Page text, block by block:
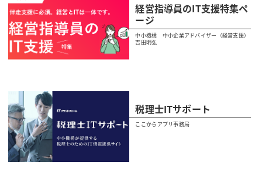
経営指導員のIT支援特集ペ
ージ
中小機構 中小企業アドバイザー（経営支援）
吉田明弘
税理士ITサポート
ここからアプリ事務局